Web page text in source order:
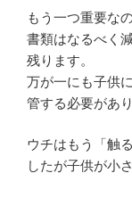
もう一つ重要な
書類はなるべく
残ります。
万が一にも子供
管する必要があり
ウチはもう「触
したが子供が小